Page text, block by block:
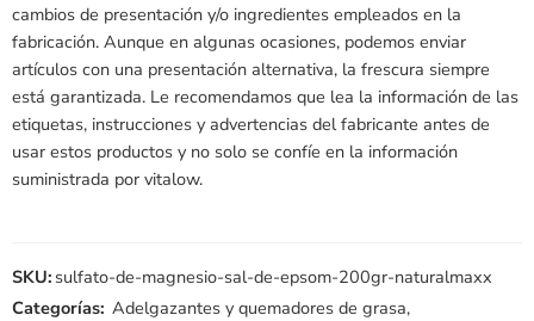
cambios de presentación y/o ingredientes empleados en la
fabricación. Aunque en algunas ocasiones, podemos enviar
artículos con una presentación alternativa, la frescura siempre
está garantizada. Le recomendamos que lea la información de las
etiquetas, instrucciones y advertencias del fabricante antes de
usar estos productos y no solo se confíe en la información
suministrada por vitalow.
SKU: sulfato-de-magnesio-sal-de-epsom-200gr-naturalmaxx
Categorías: Adelgazantes y quemadores de grasa,